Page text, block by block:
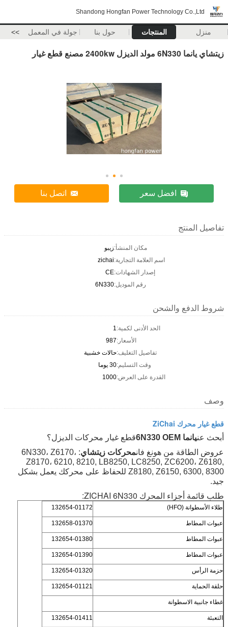
Shandong Hongfan Power Technology Co.,Ltd
منزل المنتجات حول بنا جولة في المعمل >>
زيتشاي يانما 6N330 مولد الديزل 2400kw مصنع قطع غيار
افضل سعر اتصل بنا
تفاصيل المنتج
مكان المنشأ:زيبو
اسم العلامة التجارية:zichai
إصدار الشهادات:CE
رقم الموديل:6N330
شروط الدفع والشحن
الحد الأدنى لكمية:1
الأسعار:987
تفاصيل التغليف:حالات خشبية
وقت التسليم:30 يوما
القدرة على العرض:1000
وصف
قطع غيار محرك ZiChai
أبحث عنيانما 6N330 OEM
قطع غيار محركات الديزل؟
عروض الطاقة من هونغ فانمحركات زيتشاي : 6N330، Z6170،
Z8170، 6210, 8210, LB8250, LC8250, ZC6200، Z6180,
Z8180, Z6150, 6300, 8300 للحفاظ على محركك يعمل بشكل
جيد.
طلب قائمة أجزاء المحرك ZICHAI 6N330:
طلاء الأسطوانة (HFO) 132654-01172
عبوات المطاط 132658-01370
عبوات المطاط 132654-01380
عبوات المطاط 132654-01390
حزمة الرأس 132654-01320
حلقة الحماية 132654-01121
غطاء جانبية الاسطوانة
التعبئة 132654-01411